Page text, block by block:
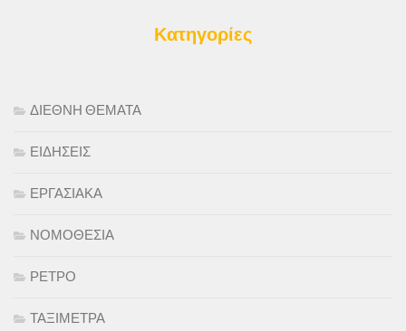
Κατηγορίες
ΔΙΕΘΝΗ ΘΕΜΑΤΑ
ΕΙΔΗΣΕΙΣ
ΕΡΓΑΣΙΑΚΑ
ΝΟΜΟΘΕΣΙΑ
ΡΕΤΡΟ
ΤΑΞΙΜΕΤΡΑ